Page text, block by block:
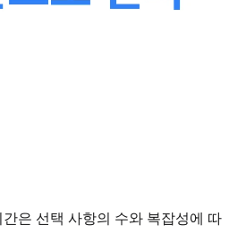
은 선택 사항의 수와 복잡성에 따